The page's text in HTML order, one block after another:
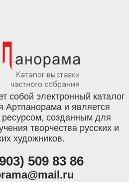
собой электронный каталог
Артпанорама и является
созданным для
творчества русских и
художников.
509 83 86